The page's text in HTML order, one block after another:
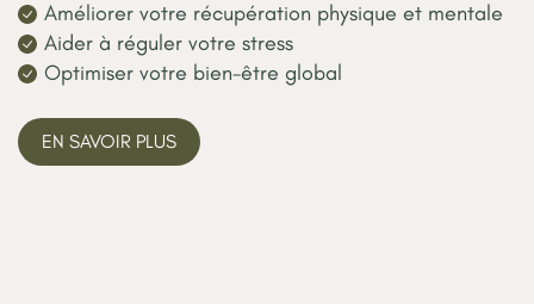
Améliorer votre récupération physique et mentale
Aider à réguler votre stress
Optimiser votre bien-être global
EN SAVOIR PLUS